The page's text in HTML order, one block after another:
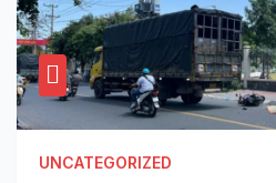
UNCATEGORIZED